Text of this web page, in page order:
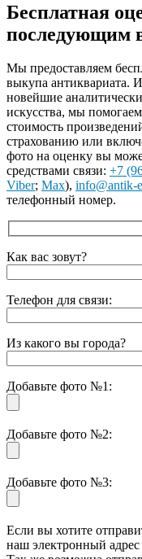
Бесплатная
последующим
Мы предоставляем
выкупа антиквариата.
новейшие
искусства, мы
стоимость
страхованию или
фото на оценку вы
средствами связи: +7
Viber; Max), info@antik-
телефонный номер.
Как вас зовут?
Телефон для связи:
Из какого вы города?
Добавьте фото №1:
Добавьте фото №2:
Добавьте фото №3:
Если вы хотите
наш электронный адрес